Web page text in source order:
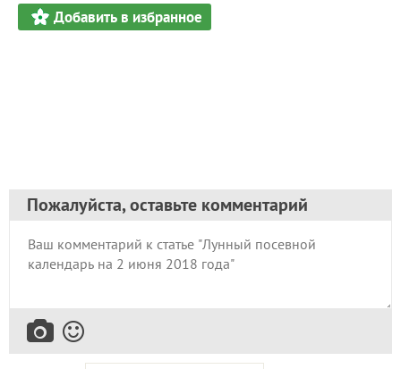
Добавить в избранное
Пожалуйста, оставьте комментарий